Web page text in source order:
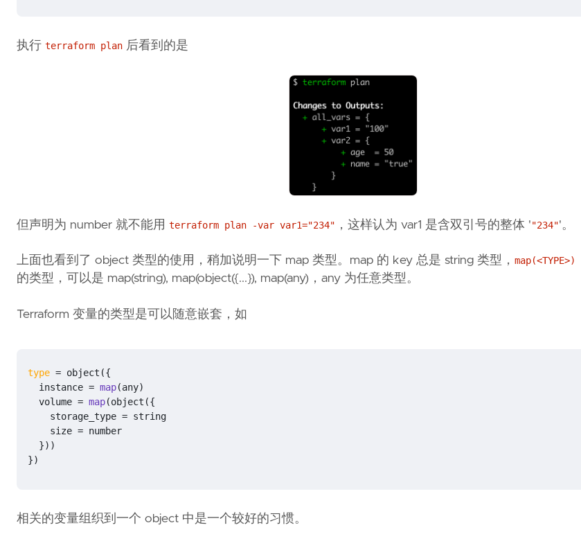
执行 terraform plan 后看到的是
但声明为 number 就不能用 terraform plan -var var1="234" ，这样认为 var1 是含双引号的整体 '"234"'。
上面也看到了 object 类型的使用，稍加说明一下 map 类型。map 的 key 总是 string 类型， map(<TYPE>)
的类型，可以是 map(string), map(object({...}), map(any)，any 为任意类型。
Terraform 变量的类型是可以随意嵌套，如
type = object ({
instance = map(any)
volume = map(object ({
storage_type = string
size = number
}))
})
相关的变量组织到一个 object 中是一个较好的习惯。